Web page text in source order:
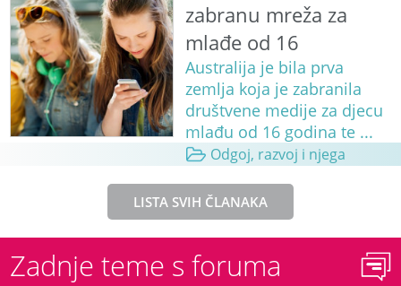
zabranu mreža za
mlađe od 16
Australija je bila prva
zemlja koja je zabranila
društvene medije za djecu
mlađu od 16 godina te ...
Odgoj, razvoj i njega
LISTA SVIH ČLANAKA
Zadnje teme s foruma